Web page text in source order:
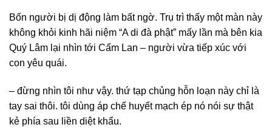
Bốn người bị dị động làm bất ngờ. Trụ trì thấy một màn này
không khỏi kinh hãi niệm “A di đà phật” mấy lần mà bên kia
Quý Lâm lại nhìn tới Cẩm Lan – người vừa tiếp xúc với
con yêu quái.
– đừng nhìn tôi như vậy. thứ tạp chủng hỗn loạn này chỉ là
tay sai thôi. tôi dùng áp chế huyết mạch ép nó nói sự thật
kẻ phía sau liền diệt khẩu.